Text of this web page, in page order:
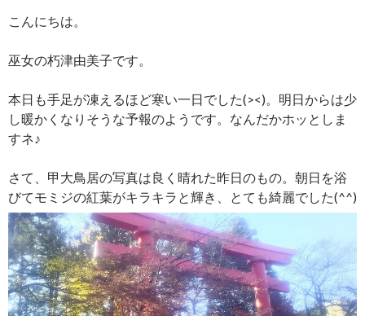
こんにちは。
巫女の朽津由美子です。
本日も手足が凍えるほど寒い一日でした(><)。明日からは少
し暖かくなりそうな予報のようです。なんだかホッとしま
すネ♪
さて、甲大鳥居の写真は良く晴れた昨日のもの。朝日を浴
びてモミジの紅葉がキラキラと輝き、とても綺麗でした(^^)